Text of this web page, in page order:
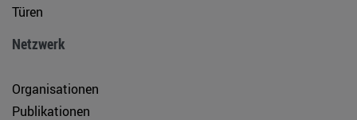
Türen
Netzwerk
Organisationen
Publikationen